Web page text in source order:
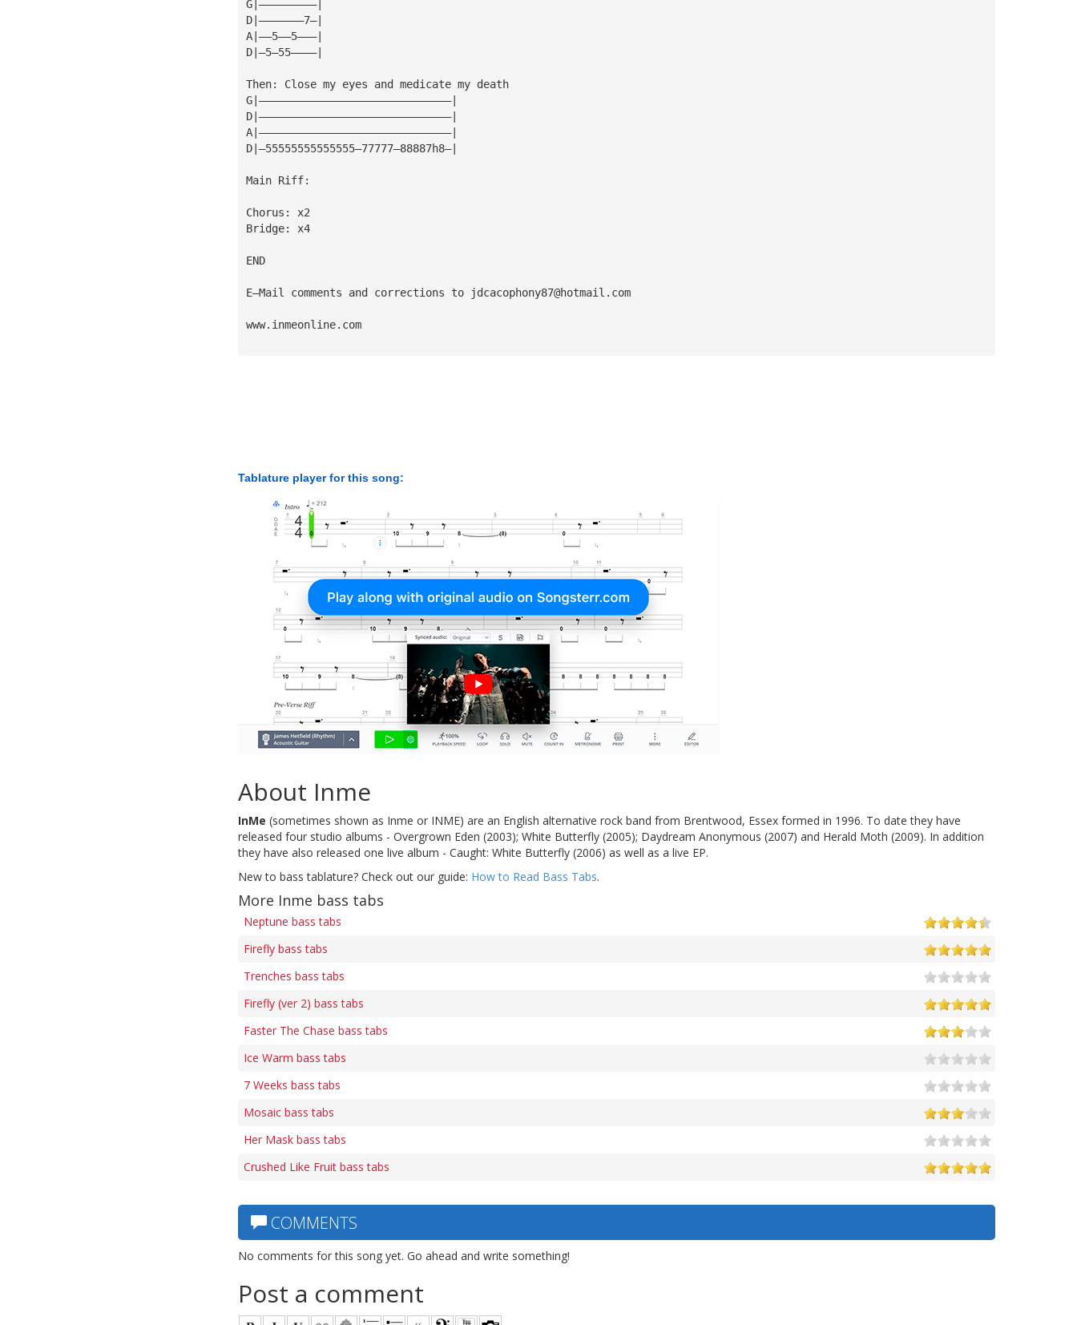
G|—————————|
D|———————7—|
A|——5——5———|
D|—5—55————|
Then: Close my eyes and medicate my death
G|——————————————————————————————|
D|——————————————————————————————|
A|——————————————————————————————|
D|—55555555555555—77777—88887h8—|
Main Riff:
Chorus: x2
Bridge: x4
END
E—Mail comments and corrections to jdcacophony87@hotmail.com
www.inmeonline.com
Tablature player for this song:
About Inme
InMe (sometimes shown as Inme or INME) are an English alternative rock band from Brentwood, Essex formed in 1996. To date they have
released four studio albums - Overgrown Eden (2003); White Butterfly (2005); Daydream Anonymous (2007) and Herald Moth (2009). In addition
they have also released one live album - Caught: White Butterfly (2006) as well as a live EP.
New to bass tablature? Check out our guide: How to Read Bass Tabs.
More Inme bass tabs
Neptune bass tabs
Firefly bass tabs
Trenches bass tabs
Firefly (ver 2) bass tabs
Faster The Chase bass tabs
Ice Warm bass tabs
7 Weeks bass tabs
Mosaic bass tabs
Her Mask bass tabs
Crushed Like Fruit bass tabs
COMMENTS
No comments for this song yet. Go ahead and write something!
Post a comment